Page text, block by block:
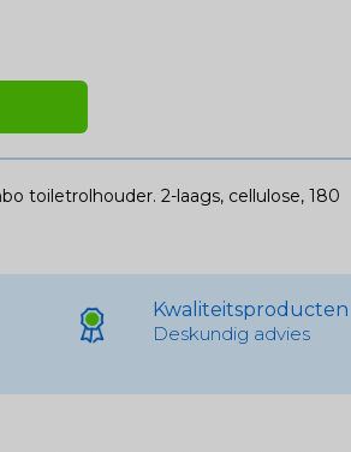
toiletrolhouder. 2-laags, cellulose, 180
Kwaliteitsproducten
Deskundig advies